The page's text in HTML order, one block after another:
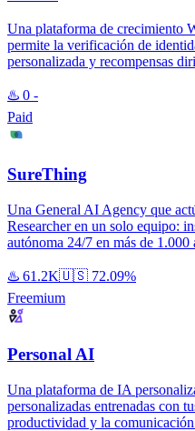
Una plataforma de crecimiento
permite la verificación de
personalizada y recompensas
♨️ 0 -
Paid
SureThing
Una General AI Agency que
Researcher en un solo equipo:
autónoma 24/7 en más de 1.000
♨️ 61.2K🇺🇸 72.09%
Freemium
Personal AI
Una plataforma de IA
personalizadas entrenadas con
productividad y la